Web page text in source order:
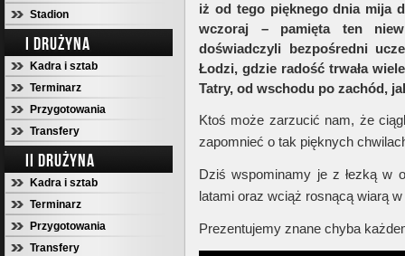
Stadion
I DRUŻYNA
Kadra i sztab
Terminarz
Przygotowania
Transfery
II DRUŻYNA
Kadra i sztab
Terminarz
Przygotowania
Transfery
iż od tego pięknego dnia mija
wczoraj – pamięta ten
doświadczyli bezpośredni
Łodzi, gdzie radość trwała
Tatry, od wschodu po zachód,
Ktoś może zarzucić nam, że
zapomnieć o tak pięknych
Dziś wspominamy je z łezką w
latami oraz wciąż rosnącą wiarą
Prezentujemy znane chyba